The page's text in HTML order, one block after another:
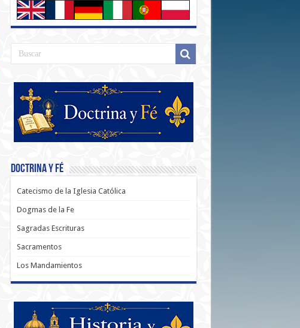
Doctrina y Fé
Catecismo de la Iglesia Católica
Dogmas de la Fe
Sagradas Escrituras
Sacramentos
Los Mandamientos